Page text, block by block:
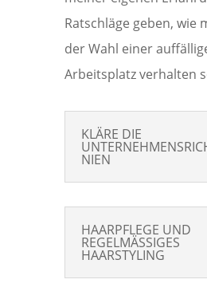
Ratschläge geben, wie
der Wahl einer
Arbeitsplatz verhalten
KLÄRE DIE
NIEN
HAARPFLEGE UND
REGELMÄSSIGES
HAARSTYLING